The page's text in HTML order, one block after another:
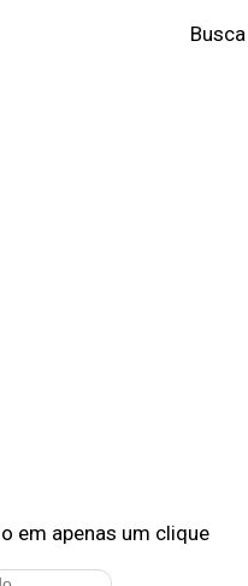
Busca
em apenas um clique